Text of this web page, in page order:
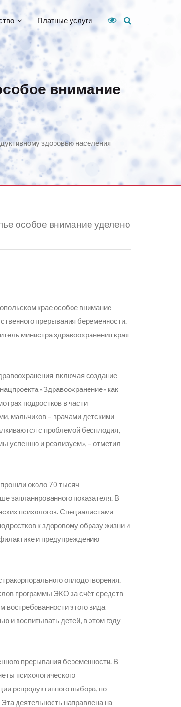
Платные услуги
внимание
здоровью населения
особое внимание уделено
крае особое внимание
прерывания беременности.
министра здравоохранения края
включая создание
«Здравоохранение» как
подростков в части
мальчиков – врачами детскими
с проблемой бесплодия,
успешно и реализуем», – отметил
около 70 тысяч
запланированного показателя. В
психологов. Специалистами
к здоровому образу жизни и
и предупреждению
оплодотворения.
программы ЭКО за счёт средств
востребованности этого вида
и воспитывать детей, в этом году
прерывания беременности. В
психологического
репродуктивного выбора, по
деятельность направлена на